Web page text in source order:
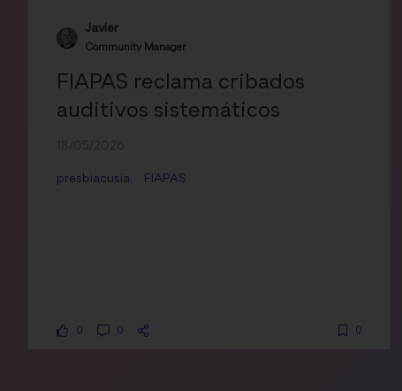
Javier
Community Manager
FIAPAS reclama cribados
auditivos sistemáticos
presbiacusia FIAPAS
0 0 0